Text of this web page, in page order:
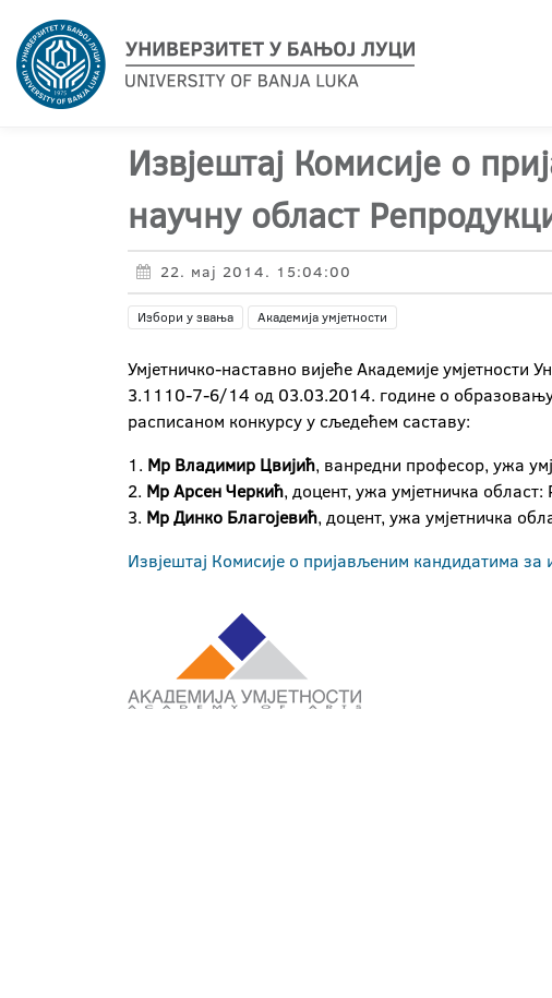
Извјештај Комисије о
научну област
22. мај 2014. 15:04:00
Избори у звања Академија умјетности
Умјетничко-наставно вијеће Академије
3.1110-7-6/14 од 03.03.2014. године о образовању
расписаном конкурсу у сљедећем саставу:
1. Мр Владимир Цвијић, ванредни професор, ужа
2. Мр Арсен Черкић, доцент, ужа умјетничка
3. Мр Динко Благојевић, доцент, ужа умјетничка
Извјештај Комисије о пријављеним кандидатима